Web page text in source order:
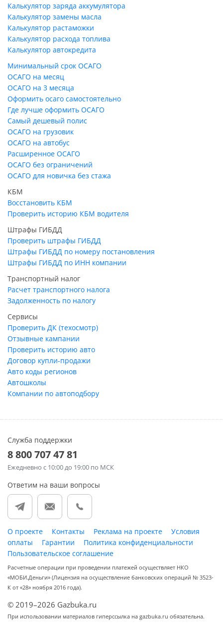
Калькулятор заряда аккумулятора
Калькулятор замены масла
Калькулятор растаможки
Калькулятор расхода топлива
Калькулятор автокредита
Минимальный срок ОСАГО
ОСАГО на месяц
ОСАГО на 3 месяца
Оформить осаго самостоятельно
Где лучше оформить ОСАГО
Самый дешевый полис
ОСАГО на грузовик
ОСАГО на автобус
Расширенное ОСАГО
ОСАГО без ограничений
ОСАГО для новичка без стажа
КБМ
Восстановить КБМ
Проверить историю КБМ водителя
Штрафы ГИБДД
Проверить штрафы ГИБДД
Штрафы ГИБДД по номеру постановления
Штрафы ГИБДД по ИНН компании
Транспортный налог
Расчет транспортного налога
Задолженность по налогу
Сервисы
Проверить ДК (техосмотр)
Отзывные кампании
Проверить историю авто
Договор купли-продажи
Авто коды регионов
Автошколы
Компании по автоподбору
Служба поддержки
8 800 707 47 81
Ежедневно с 10:00 до 19:00 по МСК
Ответим на ваши вопросы
О проекте Контакты Реклама на проекте
Условия
оплаты
Гарантии
Политика конфиденциальности
Пользовательское соглашение
Расчетные операции при проведении платежей осуществляет НКО
«МОБИ.Деньги» (Лицензия на осуществление банковских операций № 3523-
К от «28» ноября 2016 года).
© 2019–2026 Gazbuka.ru
При использовании материалов гиперссылка на gazbuka.ru обязательна.